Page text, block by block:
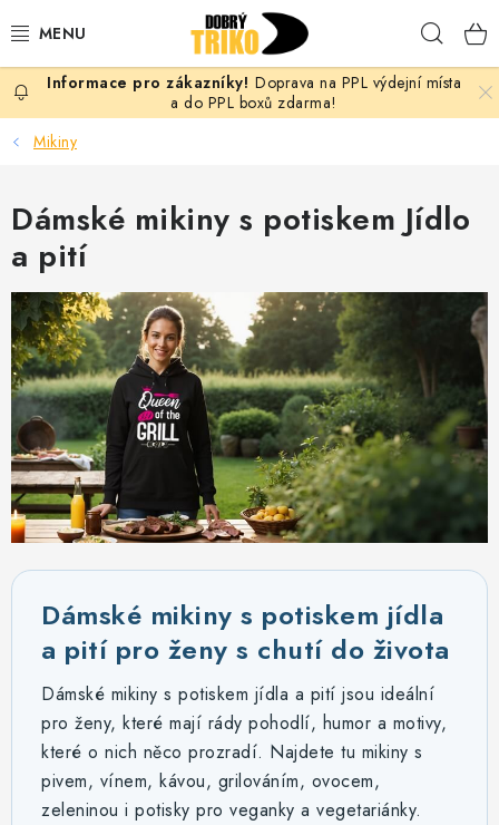
na
PRO ŽENY
PRO MUŽE
PRO DĚTI
DOPLŇKY
PRO PÁRY
VLASTNÍ MOTIV
TRIČKA
MIKINY
B2B
VÁNOCE
PROVIZNÍ SYSTÉM
Doprava na PPL výdejní místa
a do PPL boxů zdarma!
Mikiny
Dámské mikiny s potiskem Jídlo
a pití
Dámské mikiny s potiskem jídla
a pití pro ženy s chutí do života
Dámské mikiny s potiskem jídla a pití jsou ideální
pro ženy, které mají rády pohodlí, humor a motivy,
které o nich něco prozradí. Najdete tu mikiny s
pivem, vínem, kávou, grilováním, ovocem,
zeleninou i potisky pro veganky a vegetariánky.